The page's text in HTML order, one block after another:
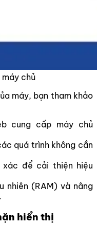
chủ
máy, bạn tham khảo
cung cấp máy chủ
quá trình không cần
xác để cải thiện hiệu
nhiên (RAM) và nâng
hiển thị